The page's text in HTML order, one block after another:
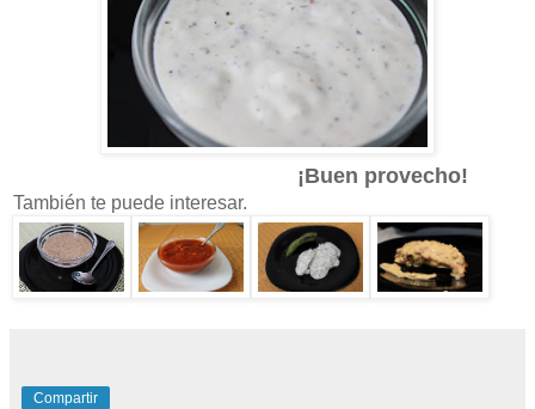
¡Buen provecho!
También te puede interesar.
Compartir